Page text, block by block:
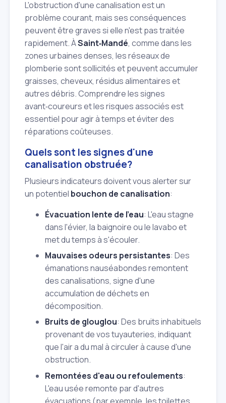
L'obstruction d'une canalisation est un
problème courant, mais ses conséquences
peuvent être graves si elle n'est pas traitée
rapidement. ÀSaint‑Mandé, comme dans les
zones urbaines denses, les réseaux de
plomberie sont sollicités et peuvent accumuler
graisses, cheveux, résidus alimentaires et
autres débris. Comprendre les signes
avant‑coureurs et les risques associés est
essentiel pour agir à temps et éviter des
réparations coûteuses.
Quels sont les signes d'une
canalisation obstruée?
Plusieurs indicateurs doivent vous alerter sur
un potentiel bouchon de canalisation:
Évacuation lente de l'eau: L'eau stagne
dans l'évier, la baignoire ou le lavabo et
met du temps à s'écouler.
Mauvaises odeurs persistantes: Des
émanations nauséabondes remontent
des canalisations, signe d'une
accumulation de déchets en
décomposition.
Bruits de glouglou: Des bruits inhabituels
provenant de vos tuyauteries, indiquant
que l'air a du mal à circuler à cause d'une
obstruction.
Remontées d'eau ou refoulements:
L'eau usée remonte par d'autres